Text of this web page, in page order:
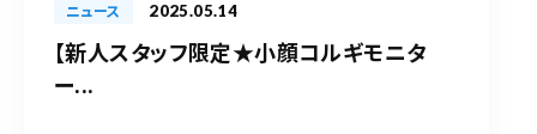
ニュース 2025.05.14
【新人スタッフ限定★小顔コルギモニタ
ー...